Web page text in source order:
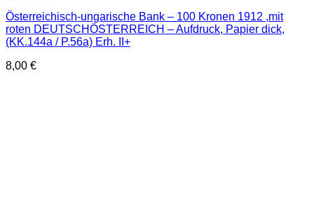
Österreichisch-ungarische Bank – 100 Kronen 1912 ,mit
roten DEUTSCHÖSTERREICH – Aufdruck, Papier dick,
(KK.144a / P.56a) Erh. II+
8,00 €